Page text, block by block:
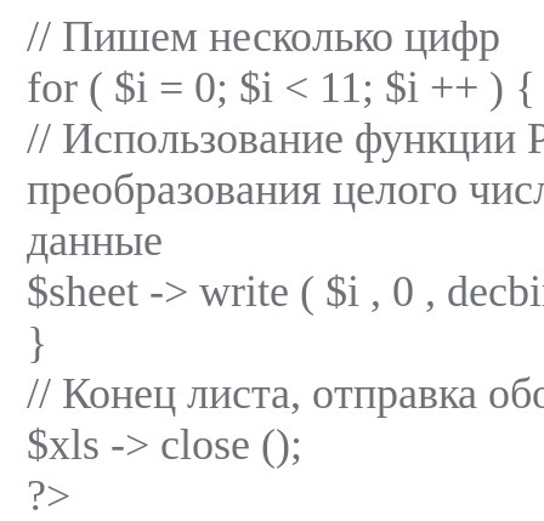
// Пишем несколько цифр
for ( $i = 0; $i < 11; $i ++ ) {
// Использование функции
преобразования целого
данные
$sheet -> write ( $i , 0 ,
}
// Конец листа, отправка
$xls -> close ();
?>